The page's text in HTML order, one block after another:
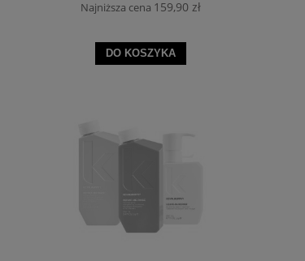
Najniższa cena 159,90 zł
DO KOSZYKA